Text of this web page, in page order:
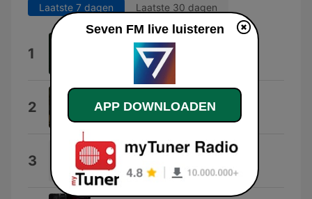
Laatste 7 dagen Laatste 30 dagen
1 Darken the Doorway
Bobby Mountain
2 Captivated
3 Galilee
Gable Price and Friends
Seven FM live luisteren
APP DOWNLOADEN